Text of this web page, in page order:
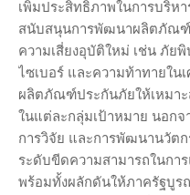
เพิ่มประสิทธิภาพในการบริห
สนับสนุนการพัฒนาผลิตภัณ
ความเสี่ยงอุบัติใหม่ เช่น ภัย
ไซเบอร์ และความท้าทายใ
ผลิตภัณฑ์ประกันภัยให้เหมา
ในแต่ละกลุ่มเป้าหมาย นอกจ
การวิจัย และการพัฒนานวัต
ระดับขีดความสามารถในกา
พร้อมทั้งผลักดันให้ภาครัฐบูร